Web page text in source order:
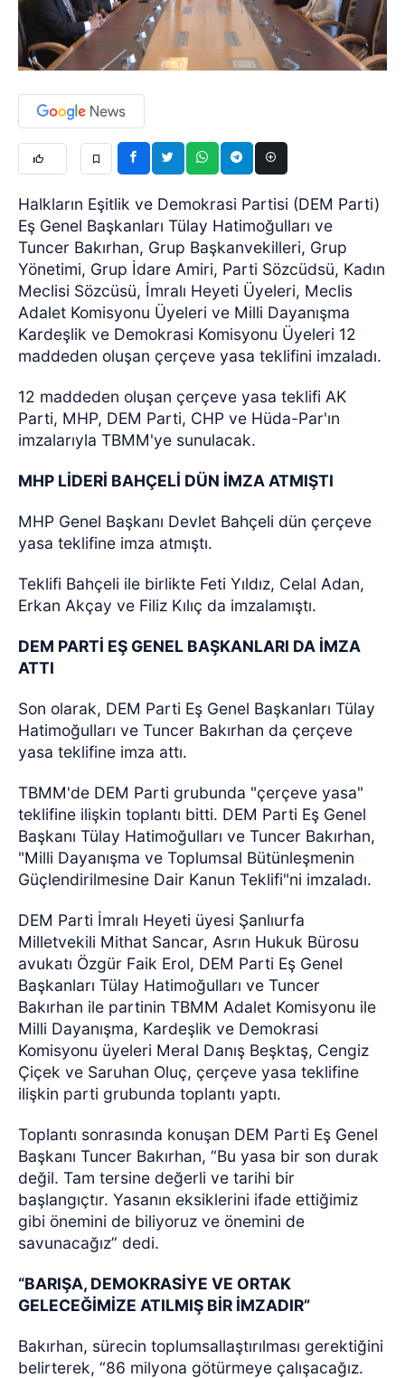
Halkların Eşitlik ve Demokrasi Partisi (DEM Parti)
Eş Genel Başkanları Tülay Hatimoğulları ve
Tuncer Bakırhan, Grup Başkanvekilleri, Grup
Yönetimi, Grup İdare Amiri, Parti Sözcüdsü, Kadın
Meclisi Sözcüsü, İmralı Heyeti Üyeleri, Meclis
Adalet Komisyonu Üyeleri ve Milli Dayanışma
Kardeşlik ve Demokrasi Komisyonu Üyeleri 12
maddeden oluşan çerçeve yasa teklifini imzaladı.
12 maddeden oluşan çerçeve yasa teklifi AK
Parti, MHP, DEM Parti, CHP ve Hüda-Par'ın
imzalarıyla TBMM'ye sunulacak.
MHP LİDERİ BAHÇELİ DÜN İMZA ATMIŞTI
MHP Genel Başkanı Devlet Bahçeli dün çerçeve
yasa teklifine imza atmıştı.
Teklifi Bahçeli ile birlikte Feti Yıldız, Celal Adan,
Erkan Akçay ve Filiz Kılıç da imzalamıştı.
DEM PARTİ EŞ GENEL BAŞKANLARI DA İMZA
ATTI
Son olarak, DEM Parti Eş Genel Başkanları Tülay
Hatimoğulları ve Tuncer Bakırhan da çerçeve
yasa teklifine imza attı.
TBMM'de DEM Parti grubunda "çerçeve yasa"
teklifine ilişkin toplantı bitti. DEM Parti Eş Genel
Başkanı Tülay Hatimoğulları ve Tuncer Bakırhan,
"Milli Dayanışma ve Toplumsal Bütünleşmenin
Güçlendirilmesine Dair Kanun Teklifi"ni imzaladı.
DEM Parti İmralı Heyeti üyesi Şanlıurfa
Milletvekili Mithat Sancar, Asrın Hukuk Bürosu
avukatı Özgür Faik Erol, DEM Parti Eş Genel
Başkanları Tülay Hatimoğulları ve Tuncer
Bakırhan ile partinin TBMM Adalet Komisyonu ile
Milli Dayanışma, Kardeşlik ve Demokrasi
Komisyonu üyeleri Meral Danış Beşktaş, Cengiz
Çiçek ve Saruhan Oluç, çerçeve yasa teklifine
ilişkin parti grubunda toplantı yaptı.
Toplantı sonrasında konuşan DEM Parti Eş Genel
Başkanı Tuncer Bakırhan, “Bu yasa bir son durak
değil. Tam tersine değerli ve tarihi bir
başlangıçtır. Yasanın eksiklerini ifade ettiğimiz
gibi önemini de biliyoruz ve önemini de
savunacağız” dedi.
“BARIŞA, DEMOKRASİYE VE ORTAK
GELECEĞİMİZE ATILMIŞ BİR İMZADIR”
Bakırhan, sürecin toplumsallaştırılması gerektiğini
belirterek, “86 milyona götürmeye çalışacağız.